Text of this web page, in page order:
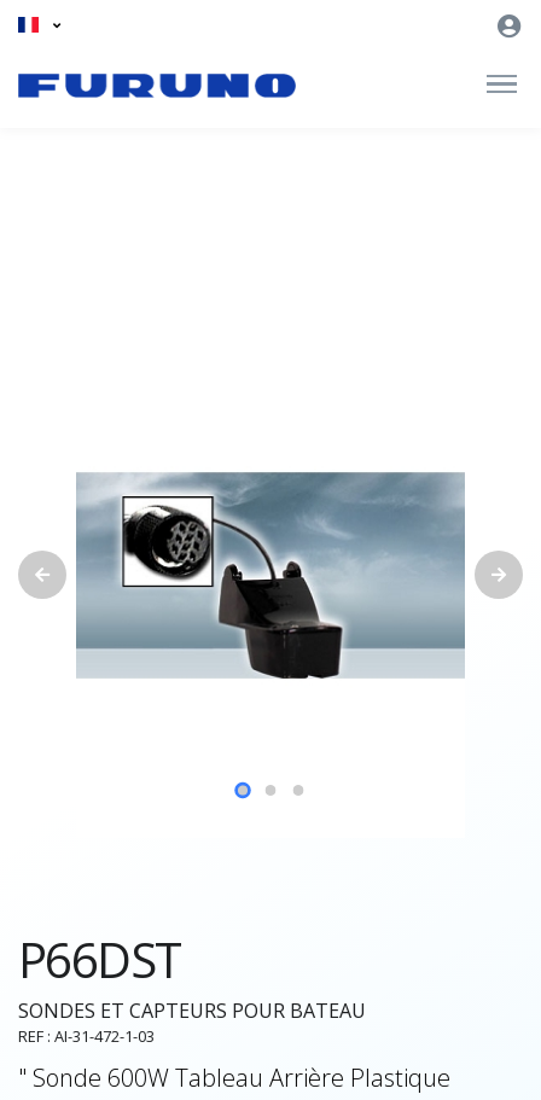
P66DST
SONDES ET CAPTEURS POUR BATEAU
REF : AI-31-472-1-03
" Sonde 600W Tableau Arrière Plastique